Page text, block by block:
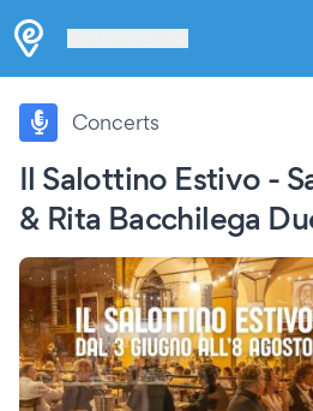
Il Salottino Estivo -
& Rita Bacchilega
Concerts